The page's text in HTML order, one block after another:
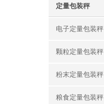
定量包装秤
电子定量包装秤
颗粒定量包装秤
粉末定量包装秤
粮食定量包装秤